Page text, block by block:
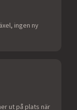
ingen ny
ut på plats när